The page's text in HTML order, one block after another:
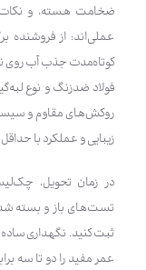
ضخامت هسته، و
عملی‌اند: از فروشنده
کوتاه‌مدت جذب آب روی
فولاد ضدزنگ و نوع
روکش‌های مقاوم و
زیبایی و عملکرد با
در زمان تحویل،
تست‌های باز و بسته
ثبت کنید. نگهداری ساده
عمر مفید را دو تا سه